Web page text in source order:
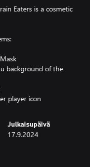
Eaters is a cosmetic
background of the
player icon
Julkaisupäivä
17.9.2024